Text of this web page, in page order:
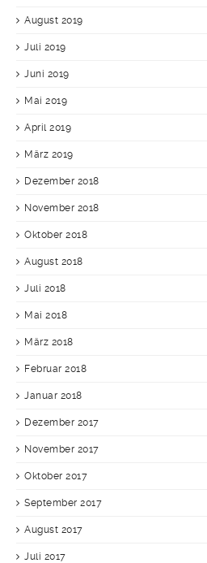
August 2019
Juli 2019
Juni 2019
Mai 2019
April 2019
März 2019
Dezember 2018
November 2018
Oktober 2018
August 2018
Juli 2018
Mai 2018
März 2018
Februar 2018
Januar 2018
Dezember 2017
November 2017
Oktober 2017
September 2017
August 2017
Juli 2017